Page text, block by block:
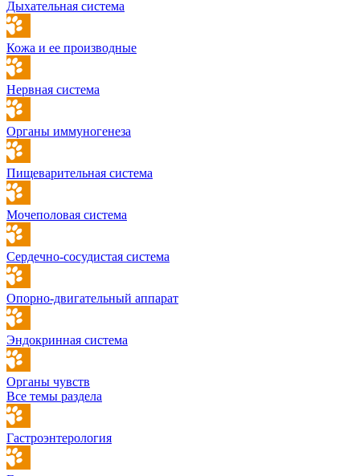
Дыхательная система
Кожа и ее производные
Нервная система
Органы иммуногенеза
Пищеварительная система
Мочеполовая система
Сердечно-сосудистая система
Опорно-двигательный аппарат
Эндокринная система
Органы чувств
Все темы раздела
Гастроэнтерология